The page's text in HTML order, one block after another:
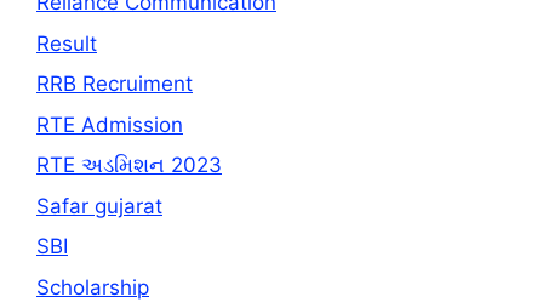
Result
RRB Recruiment
RTE Admission
RTE અડમિશન 2023
Safar gujarat
SBI
Scholarship